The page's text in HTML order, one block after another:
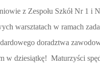
z Zespołu Szkół Nr 1 i
warsztatach w ramach
doradztwa
w dziesiątkę! Maturzyści